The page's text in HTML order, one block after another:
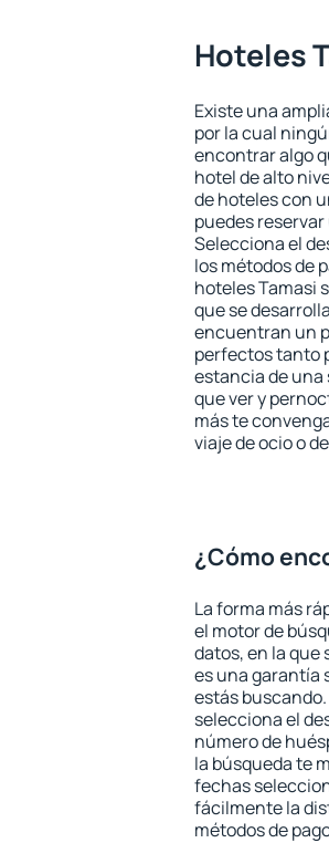
Hoteles
Existe una
por la cual
encontrar algo
hotel de alto
de hoteles con
puedes
Selecciona el
los métodos de
hoteles Tamasi
que se
encuentran un
perfectos tanto
estancia de una
que ver y
más te
viaje de ocio o
¿Cómo
La forma más
el motor de
datos, en la que
es una garantía
estás
selecciona el
número de
la búsqueda te
fechas
fácilmente la
métodos de